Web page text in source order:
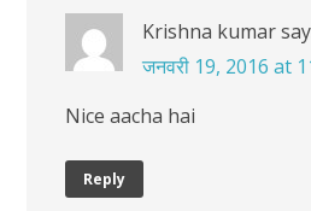
Krishna kumar
जनवरी 19, 2016 at
Nice aacha hai
Reply